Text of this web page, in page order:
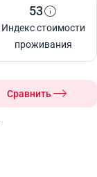
53
Индекс стоимости
проживания
Сравнить